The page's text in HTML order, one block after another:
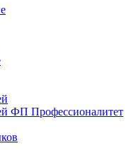
ФП Профессионалитет